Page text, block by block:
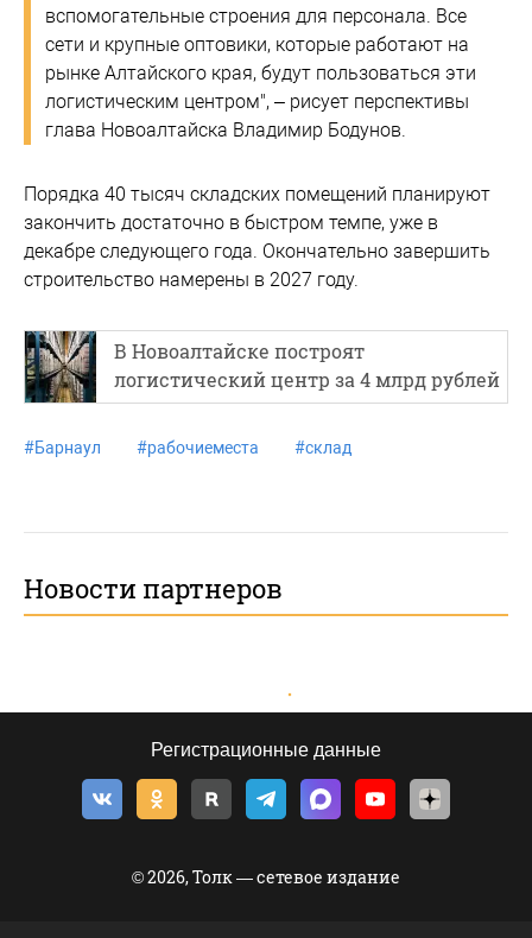
вспомогательные строения для персонала. Все
сети и крупные оптовики, которые работают на
рынке Алтайского края, будут пользоваться эти
логистическим центром", – рисует перспективы
глава Новоалтайска Владимир Бодунов.
Порядка 40 тысяч складских помещений планируют
закончить достаточно в быстром темпе, уже в
декабре следующего года. Окончательно завершить
строительство намерены в 2027 году.
В Новоалтайске построят
логистический центр за 4 млрд рублей
#Барнаул #рабочиеместа #склад
Новости партнеров
Регистрационные данные
© 2026, Толк — сетевое издание